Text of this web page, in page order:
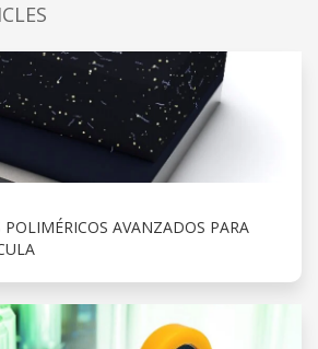
AVANZADOS PARA